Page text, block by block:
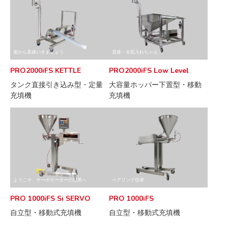
釜から直接いきましょう
PRO2000iFS KETTLE
タンク直接引き込み型・定量
充填機
直接・全部入れちゃえ！
PRO2000iFS Low Level
大容量ホッパー下置型・移動
充填機
ようこそ、サーボモーターの世界へ
PRO 1000iFS Si SERVO
自立型・移動式充填機
ペアリング役者
PRO 1000iFS
自立型・移動式充填機